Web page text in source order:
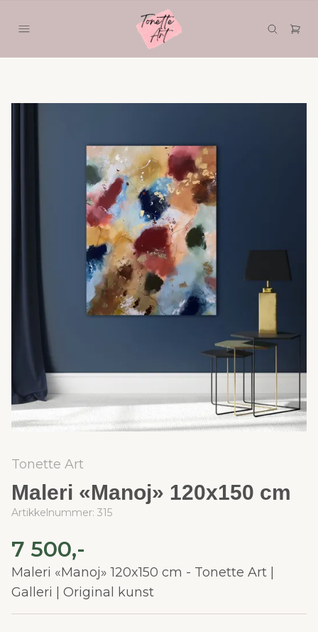
Tonette Art
Maleri «Manoj» 120x150 cm
Artikkelnummer: 315
7 500,-
Maleri «Manoj» 120x150 cm - Tonette Art |
Galleri | Original kunst